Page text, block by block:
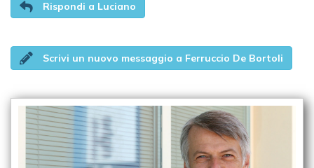
Rispondi a Luciano
Scrivi un nuovo messaggio a Ferruccio De Bortoli